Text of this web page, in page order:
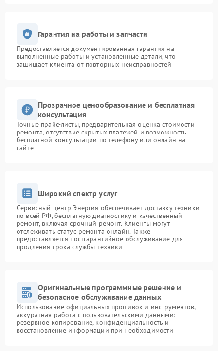
Гарантия на работы и запчасти
Предоставляется документированная гарантия на
выполненные работы и установленные детали, что
защищает клиента от повторных неисправностей
Прозрачное ценообразование и бесплатная
консультация
Точные прайс-листы, предварительная оценка стоимости
ремонта, отсутствие скрытых платежей и возможность
бесплатной консультации по телефону или онлайн на
сайте
Широкий спектр услуг
Сервисный центр Энергия обеспечивает доставку техники
по всей РФ, бесплатную диагностику и качественный
ремонт, включая срочный ремонт. Клиенты могут
отслеживать статус ремонта онлайн. Также
предоставляется постгарантийное обслуживание для
продления срока службы техники
Оригинальные программные решение и
безопасное обслуживание данных
Использование официальных прошивок и инструментов,
аккуратная работа с пользовательскими данными:
резервное копирование, конфиденциальность и
восстановление информации при необходимости